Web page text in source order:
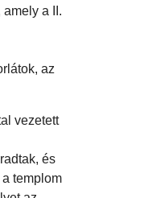
a II.
az
vezetett
és
templom